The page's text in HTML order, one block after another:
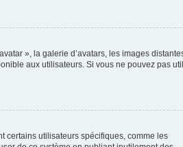
», la galerie d’avatars, les images
aux utilisateurs. Si vous ne pouvez pas
certains utilisateurs spécifiques, comme les